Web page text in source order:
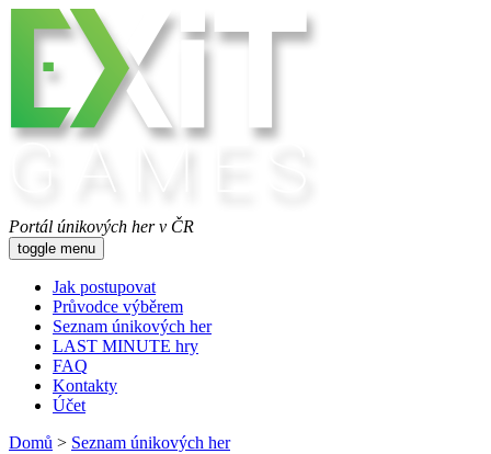
Portál únikových her v ČR
toggle menu
Jak postupovat
Průvodce výběrem
Seznam únikových her
LAST MINUTE hry
FAQ
Kontakty
Účet
Domů > Seznam únikových her